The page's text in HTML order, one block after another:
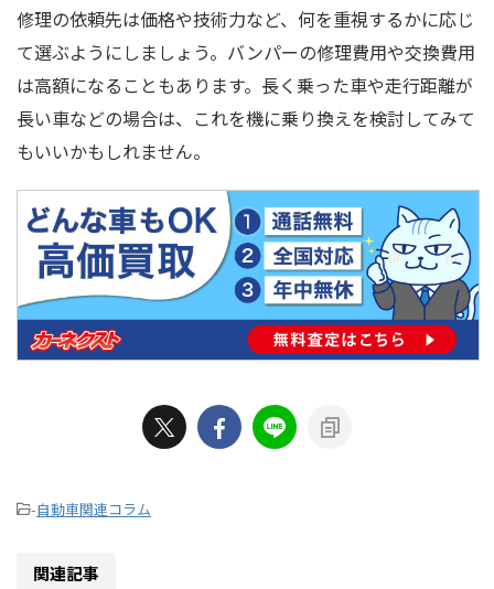
修理の依頼先は価格や技術力など、何を重視するかに応じ
て選ぶようにしましょう。バンパーの修理費用や交換費用
は高額になることもあります。長く乗った車や走行距離が
長い車などの場合は、これを機に乗り換えを検討してみて
もいいかもしれません。
-自動車関連コラム
関連記事